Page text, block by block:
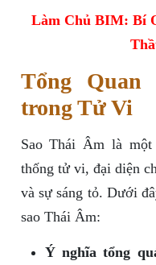
Làm Chủ BIM: Bí
Tổng
trong Tử Vi
Sao Thái Âm là
thống tử vi, đại diện
và sự sáng tỏ. Dưới
sao Thái Âm:
Ý nghĩa tổng